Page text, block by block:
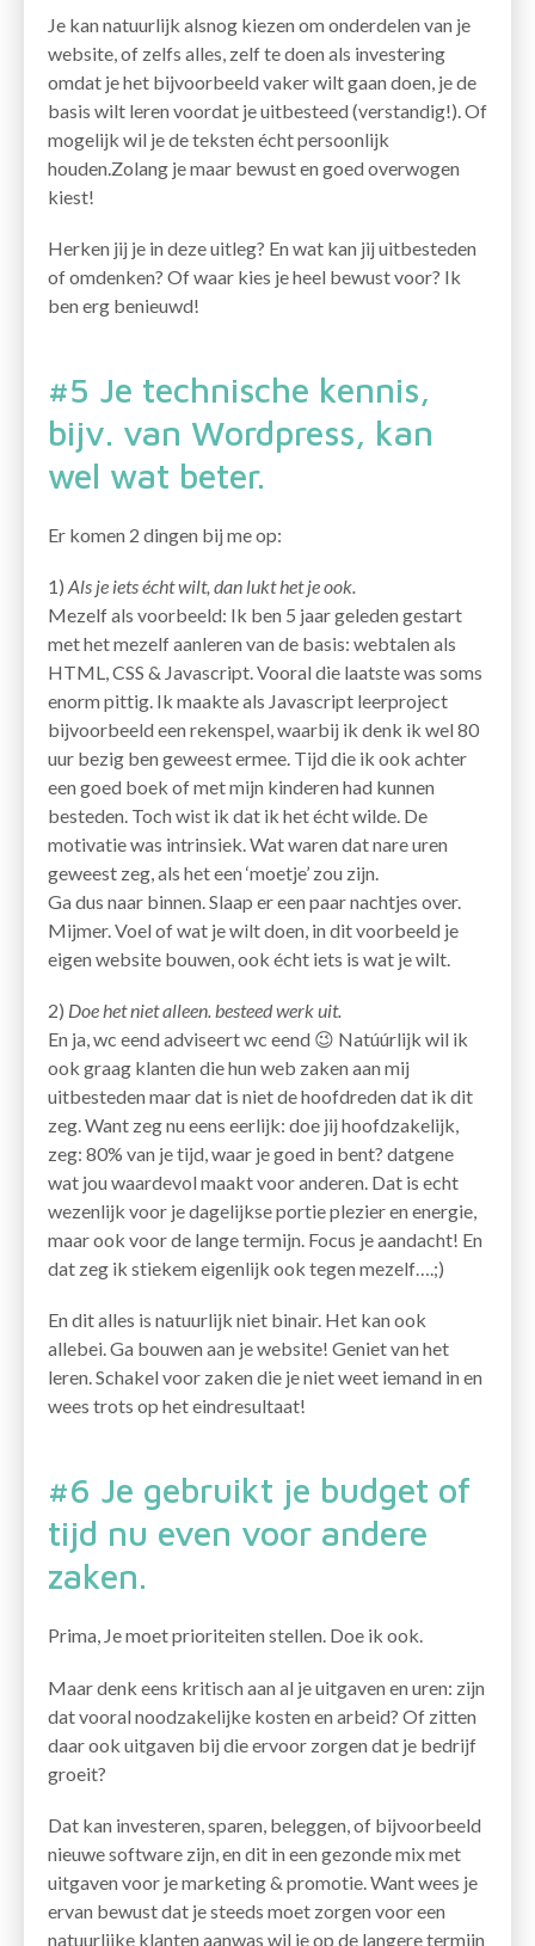
Je kan natuurlijk alsnog kiezen om onderdelen van je
website, of zelfs alles, zelf te doen als investering
omdat je het bijvoorbeeld vaker wilt gaan doen, je de
basis wilt leren voordat je uitbesteed (verstandig!). Of
mogelijk wil je de teksten écht persoonlijk
houden.Zolang je maar bewust en goed overwogen
kiest!
Herken jij je in deze uitleg? En wat kan jij uitbesteden
of omdenken? Of waar kies je heel bewust voor? Ik
ben erg benieuwd!
#5 Je technische kennis,
bijv. van Wordpress, kan
wel wat beter.
Er komen 2 dingen bij me op:
1) Als je iets écht wilt, dan lukt het je ook.
Mezelf als voorbeeld: Ik ben 5 jaar geleden gestart
met het mezelf aanleren van de basis: webtalen als
HTML, CSS & Javascript. Vooral die laatste was soms
enorm pittig. Ik maakte als Javascript leerproject
bijvoorbeeld een rekenspel, waarbij ik denk ik wel 80
uur bezig ben geweest ermee. Tijd die ik ook achter
een goed boek of met mijn kinderen had kunnen
besteden. Toch wist ik dat ik het écht wilde. De
motivatie was intrinsiek. Wat waren dat nare uren
geweest zeg, als het een ‘moetje’ zou zijn.
Ga dus naar binnen. Slaap er een paar nachtjes over.
Mijmer. Voel of wat je wilt doen, in dit voorbeeld je
eigen website bouwen, ook écht iets is wat je wilt.
2) Doe het niet alleen. besteed werk uit.
En ja, wc eend adviseert wc eend 😉 Natúúrlijk wil ik
ook graag klanten die hun web zaken aan mij
uitbesteden maar dat is niet de hoofdreden dat ik dit
zeg. Want zeg nu eens eerlijk: doe jij hoofdzakelijk,
zeg: 80% van je tijd, waar je goed in bent? datgene
wat jou waardevol maakt voor anderen. Dat is echt
wezenlijk voor je dagelijkse portie plezier en energie,
maar ook voor de lange termijn. Focus je aandacht! En
dat zeg ik stiekem eigenlijk ook tegen mezelf….;)
En dit alles is natuurlijk niet binair. Het kan ook
allebei. Ga bouwen aan je website! Geniet van het
leren. Schakel voor zaken die je niet weet iemand in en
wees trots op het eindresultaat!
#6 Je gebruikt je budget of
tijd nu even voor andere
zaken.
Prima, Je moet prioriteiten stellen. Doe ik ook.
Maar denk eens kritisch aan al je uitgaven en uren: zijn
dat vooral noodzakelijke kosten en arbeid? Of zitten
daar ook uitgaven bij die ervoor zorgen dat je bedrijf
groeit?
Dat kan investeren, sparen, beleggen, of bijvoorbeeld
nieuwe software zijn, en dit in een gezonde mix met
uitgaven voor je marketing & promotie. Want wees je
ervan bewust dat je steeds moet zorgen voor een
natuurlijke klanten aanwas wil je op de langere termijn